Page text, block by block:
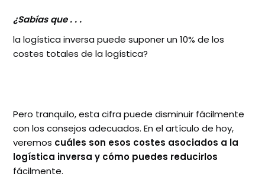
¿Sabías que . . .
la logística inversa puede suponer un 10% de los
costes totales de la logística?
Pero tranquilo, esta cifra puede disminuir fácilmente
con los consejos adecuados. En el artículo de hoy,
veremos cuáles son esos costes asociados a la
logística inversa y cómo puedes reducirlos
fácilmente.